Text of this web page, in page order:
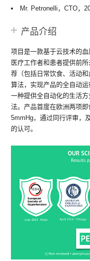
Mr. Petronelli，CTO，
产品介绍
项目是一款基于云技术的
医疗工作者和患者提供前
荐（包括日常饮食、活动
算法，实现产品的全自动
一种提供全自动化的生活
法。产品首度在欧洲两项
5mmHg，通过同行评审，
的认可。